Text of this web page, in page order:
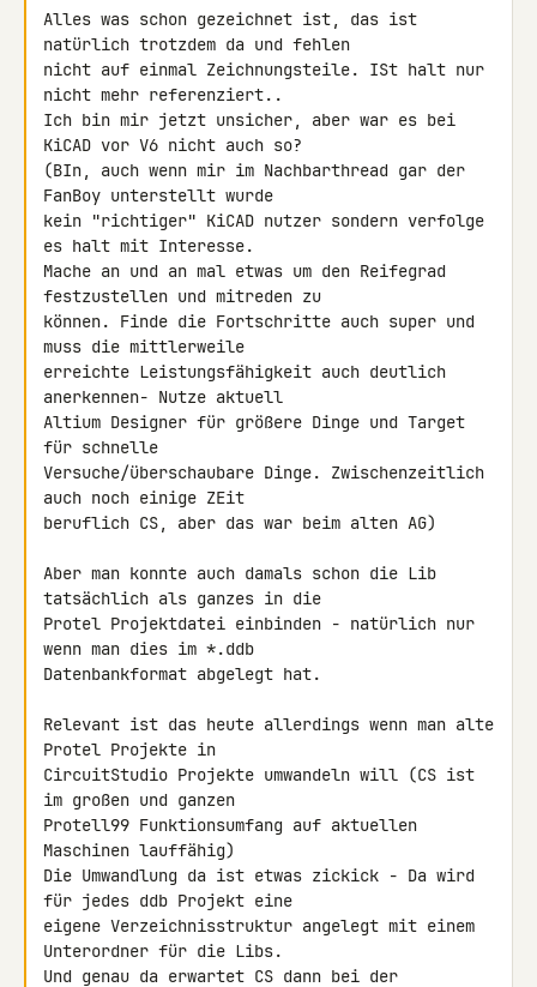
Alles was schon gezeichnet ist, das ist
natürlich trotzdem da und fehlen
nicht auf einmal Zeichnungsteile. ISt halt nur
nicht mehr referenziert..
Ich bin mir jetzt unsicher, aber war es bei
KiCAD vor V6 nicht auch so?
(BIn, auch wenn mir im Nachbarthread gar der
FanBoy unterstellt wurde
kein "richtiger" KiCAD nutzer sondern verfolge
es halt mit Interesse.
Mache an und an mal etwas um den Reifegrad
festzustellen und mitreden zu
können. Finde die Fortschritte auch super und
muss die mittlerweile
erreichte Leistungsfähigkeit auch deutlich
anerkennen- Nutze aktuell
Altium Designer für größere Dinge und Target
für schnelle
Versuche/überschaubare Dinge. Zwischenzeitlich
auch noch einige ZEit
beruflich CS, aber das war beim alten AG)
Aber man konnte auch damals schon die Lib
tatsächlich als ganzes in die
Protel Projektdatei einbinden - natürlich nur
wenn man dies im *.ddb
Datenbankformat abgelegt hat.
Relevant ist das heute allerdings wenn man alte
Protel Projekte in
CircuitStudio Projekte umwandeln will (CS ist
im großen und ganzen
Protell99 Funktionsumfang auf aktuellen
Maschinen lauffähig)
Die Umwandlung da ist etwas zickick - Da wird
für jedes ddb Projekt eine
eigene Verzeichnisstruktur angelegt mit einem
Unterordner für die Libs.
Und genau da erwartet CS dann bei der